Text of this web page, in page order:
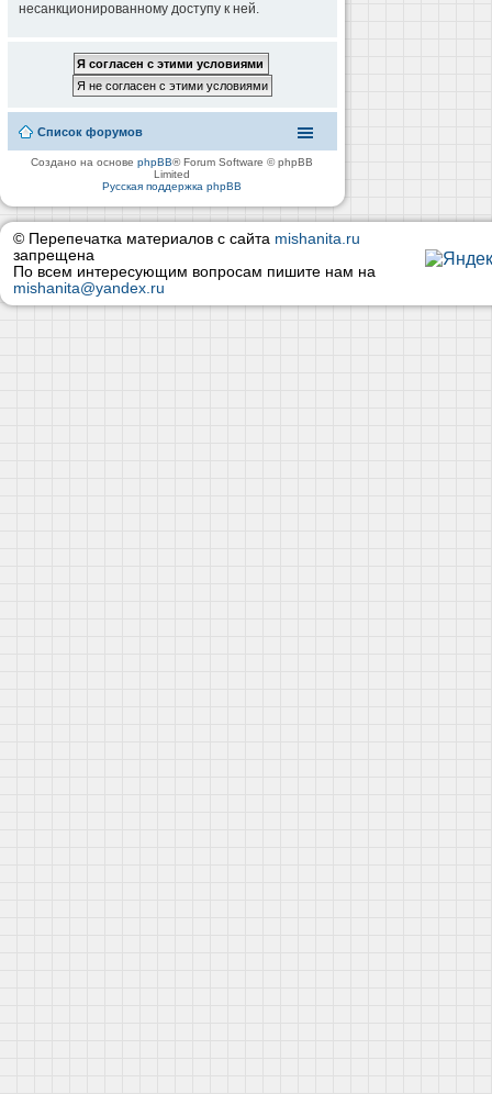
несанкционированному доступу к ней.
Список форумов
Создано на основеphpBB® Forum Software © phpBB
Limited
Русская поддержка phpBB
© Перепечатка материалов с сайта mishanita.ru
запрещена
По всем интересующим вопросам пишите нам на
mishanita@yandex.ru